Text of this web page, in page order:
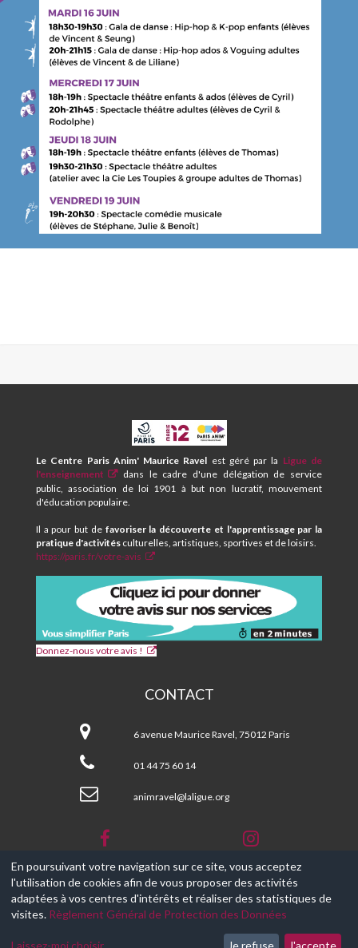
CPA
ET
CENTRE
SOCIAL
MAURICE
Le Centre Paris Anim' Maurice Ravel est géré par la Ligue de
l'enseignement
dans le cadre d'une délégation de service
public, association de loi 1901 à but non lucratif, mouvement
d'éducation populaire.
Il a pour but de favoriser la découverte et l'apprentissage par la
pratique d'activités culturelles, artistiques, sportives et de loisirs.
https://paris.fr/votre-avis
Donnez-nous votre avis !
CONTACT
Centre
Social
MAURICE
6 avenue Maurice Ravel, 75012 Paris
01 44 75 60 14
animravel@laligue.org
© 2017-2026, Ce site est propulsé par Aniapps.fr
CGV
En poursuivant votre navigation sur ce site, vous acceptez
l'utilisation de cookies afin de vous proposer des activités
adaptées à vos centres d'intérêts et réaliser des statistiques de
visites. Règlement Général de Protection des Données